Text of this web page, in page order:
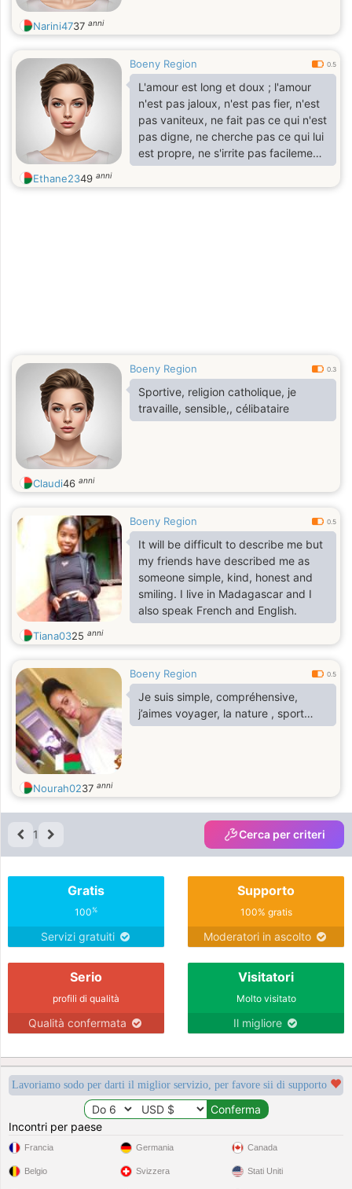
Narini4737 anni
Boeny Region 0.5
L'amour est long et doux ; l'amour
n'est pas jaloux, n'est pas fier, n'est
pas vaniteux, ne fait pas ce qui n'est
pas digne, ne cherche pas ce qui lui
est propre, ne s'irrite pas facilement,
ne fait pas preuve de compassion,
ne se réjouit pas de l'injustice, mais
Ethane2349 anni
Boeny Region 0.3
Sportive, religion catholique, je
travaille, sensible,, célibataire
Claudi46 anni
Boeny Region 0.5
It will be difficult to describe me but
my friends have described me as
someone simple, kind, honest and
smiling. I live in Madagascar and I
also speak French and English.
Tiana0325 anni
Boeny Region 0.5
Je suis simple, compréhensive,
j’aimes voyager, la nature , sport…
Nourah0237 anni
1 Cerca per criteri
Gratis
100%
Servizi gratuiti
Supporto
100% gratis
Moderatori in ascolto
Serio
profili di qualità
Qualità confermata
Visitatori
Molto visitato
Il migliore
Lavoriamo sodo per darti il miglior servizio, per favore sii di supporto
Incontri per paese
Francia
Belgio
Germania
Svizzera
Canada
Stati Uniti